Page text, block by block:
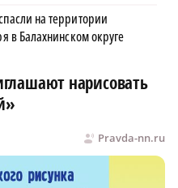
на территории
в Балахнинском округе
нарисовать
Pravda-nn.ru